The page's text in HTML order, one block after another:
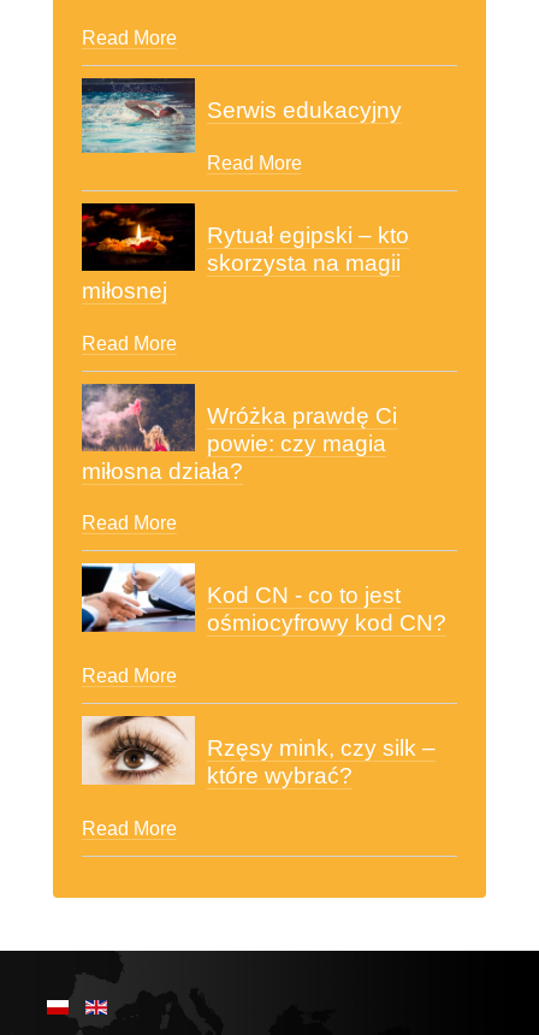
Read More
Serwis edukacyjny
Read More
Rytuał egipski – kto
skorzysta na magii
miłosnej
Read More
Wróżka prawdę Ci
powie: czy magia
miłosna działa?
Read More
Kod CN - co to jest
ośmiocyfrowy kod CN?
Read More
Rzęsy mink, czy silk –
które wybrać?
Read More